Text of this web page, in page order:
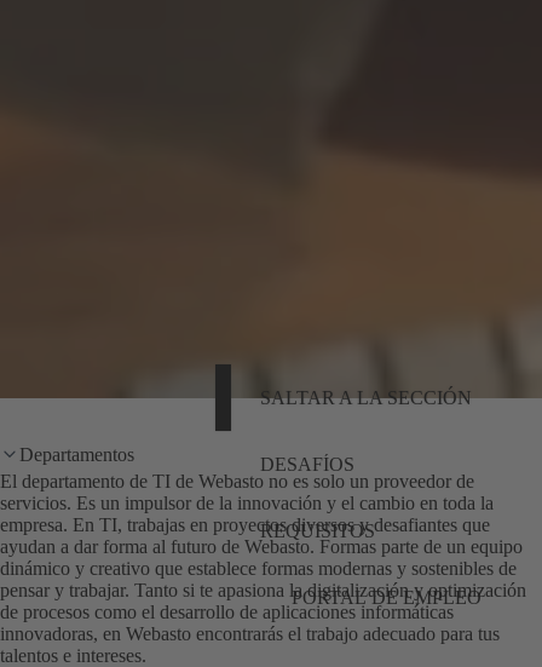
SALTAR A LA SECCIÓN
DESAFÍOS
REQUISITOS
PORTAL DE EMPLEO
Departamentos
El departamento de TI de Webasto no es solo un proveedor de
servicios. Es un impulsor de la innovación y el cambio en toda la
empresa. En TI, trabajas en proyectos diversos y desafiantes que
ayudan a dar forma al futuro de Webasto. Formas parte de un equipo
dinámico y creativo que establece formas modernas y sostenibles de
pensar y trabajar. Tanto si te apasiona la digitalización y optimización
de procesos como el desarrollo de aplicaciones informáticas
innovadoras, en Webasto encontrarás el trabajo adecuado para tus
talentos e intereses.